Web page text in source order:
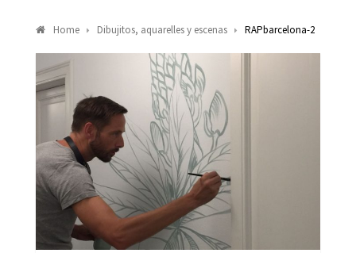
Home Dibujitos, aquarelles y escenas RAPbarcelona-2